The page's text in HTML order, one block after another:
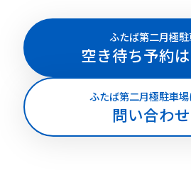
ふたば第二月極
空き待ち予約
ふたば第二月極駐車
問い合わ